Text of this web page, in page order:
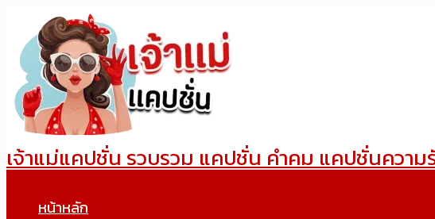
content
เจ้าแม่แคปชั่น รวบรวม แคปชั่น คำคม แคปชั่นควา
หน้าหลัก